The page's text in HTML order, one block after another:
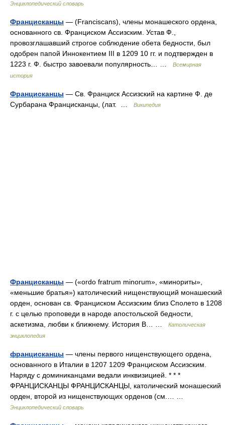
Энциклопедический словарь
Францисканцы — (Franciscans), члены монашеского ордена,
основанного св. Франциском Ассизским. Устав Ф.,
провозглашавший строгое соблюдение обета бедности, был
одобрен папой Иннокентием III в 1209 10 гг. и подтвержден в
1223 г. Ф. быстро завоевали популярность… …
Всемирная
история
Францисканцы — Св. Франциск Ассизский на картине Ф. де
Сурбарана Францисканцы, (лат. …
Википедия
Францисканцы — («ordo fratrum minorum», «минориты»,
«меньшие братья») католический нищенствующий монашеский
орден, основан св. Франциском Ассизским близ Сполето в 1208
г. с целью проповеди в народе апостольской бедности,
аскетизма, любви к ближнему. История В… …
Католическая
энциклопедия
францисканцы — члены первого нищенствующего ордена,
основанного в Италии в 1207 1209 Франциском Ассизским.
Наряду с доминиканцами ведали инквизицией. * * *
ФРАНЦИСКАНЦЫ ФРАНЦИСКАНЦЫ, католический монашеский
орден, второй из нищенствующих орденов (см.… …
Энциклопедический словарь